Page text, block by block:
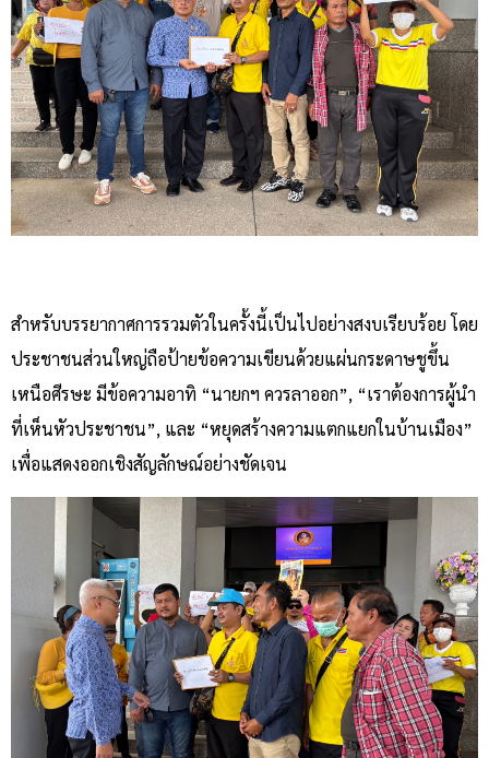
สำหรับบรรยากาศการรวมตัวในครั้งนี้เป็นไปอย่างสงบเรียบร้อย โดย
ประชาชนส่วนใหญ่ถือป้ายข้อความเขียนด้วยแผ่นกระดาษชูขึ้น
เหนือศีรษะ มีข้อความอาทิ “นายกฯ ควรลาออก”, “เราต้องการผู้นำ
ที่เห็นหัวประชาชน”, และ “หยุดสร้างความแตกแยกในบ้านเมือง”
เพื่อแสดงออกเชิงสัญลักษณ์อย่างชัดเจน